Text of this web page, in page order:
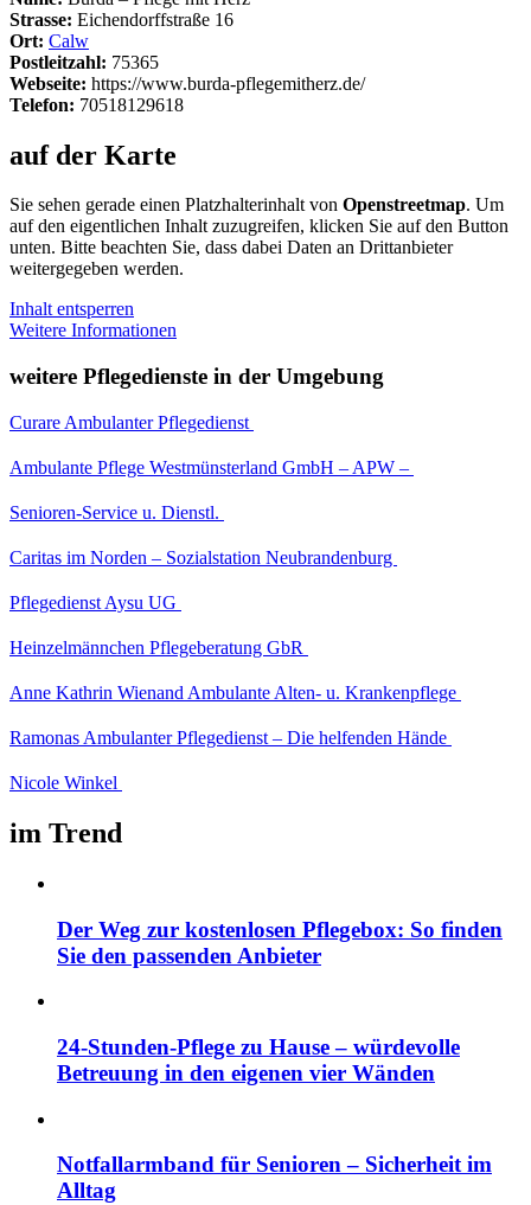
Strasse: Eichendorffstraße 16
Ort: Calw
Postleitzahl: 75365
Webseite: https://www.burda-pflegemitherz.de/
Telefon: 70518129618
auf der Karte
Sie sehen gerade einen Platzhalterinhalt von Openstreetmap. Um
auf den eigentlichen Inhalt zuzugreifen, klicken Sie auf den Button
unten. Bitte beachten Sie, dass dabei Daten an Drittanbieter
weitergegeben werden.
Inhalt entsperren
Weitere Informationen
weitere Pflegedienste in der Umgebung
Curare Ambulanter Pflegedienst
Ambulante Pflege Westmünsterland GmbH – APW –
Senioren-Service u. Dienstl.
Caritas im Norden – Sozialstation Neubrandenburg
Pflegedienst Aysu UG
Heinzelmännchen Pflegeberatung GbR
Anne Kathrin Wienand Ambulante Alten- u. Krankenpflege
Ramonas Ambulanter Pflegedienst – Die helfenden Hände
Nicole Winkel
im Trend
Der Weg zur kostenlosen Pflegebox: So finden
Sie den passenden Anbieter
24-Stunden-Pflege zu Hause – würdevolle
Betreuung in den eigenen vier Wänden
Notfallarmband für Senioren – Sicherheit im
Alltag